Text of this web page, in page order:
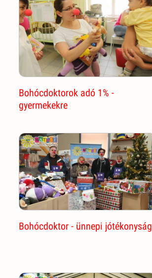
Bohócdoktorok adó 1% -
gyermekekre
Bohócdoktor - ünnepi jótékonyság